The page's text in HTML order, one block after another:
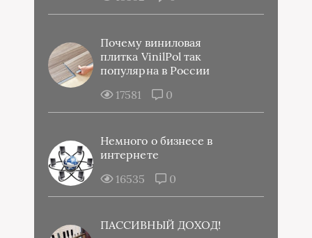
Почему виниловая
плитка VinilPol так
популярна в России
17581
0
Немного о бизнесе в
интернете
16535
0
ПАССИВНЫЙ ДОХОД!